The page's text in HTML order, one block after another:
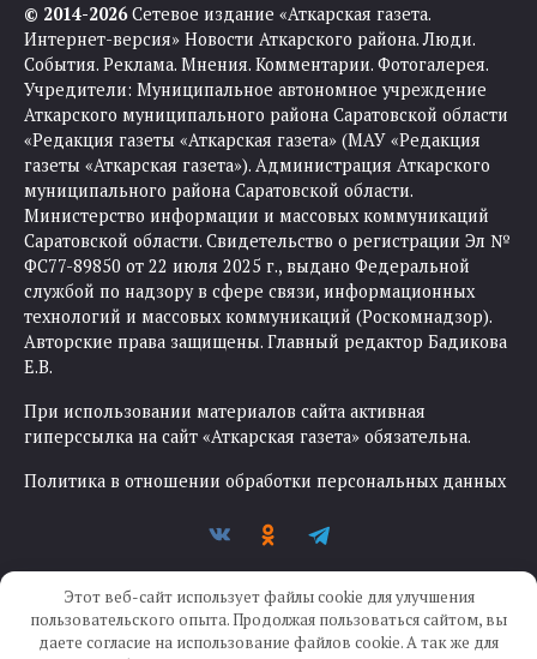
© 2014-2026Сетевое издание «Аткарская газета.
Интернет-версия» Новости Аткарского района. Люди.
События. Реклама. Мнения. Комментарии. Фотогалерея.
Учредители: Муниципальное автономное учреждение
Аткарского муниципального района Саратовской области
«Редакция газеты «Аткарская газета» (МАУ «Редакция
газеты «Аткарская газета»). Администрация Аткарского
муниципального района Саратовской области.
Министерство информации и массовых коммуникаций
Саратовской области. Свидетельство о регистрации Эл №
ФС77-89850 от 22 июля 2025 г., выдано Федеральной
службой по надзору в сфере связи, информационных
технологий и массовых коммуникаций (Роскомнадзор).
Авторские права защищены. Главный редактор Бадикова
Е.В.
При использовании материалов сайта активная
гиперссылка на сайт «Аткарская газета» обязательна.
Политика в отношении обработки персональных данных
Этот веб-сайт использует файлы cookie для улучшения
пользовательского опыта. Продолжая пользоваться сайтом, вы
даете согласие на использование файлов cookie. А так же для